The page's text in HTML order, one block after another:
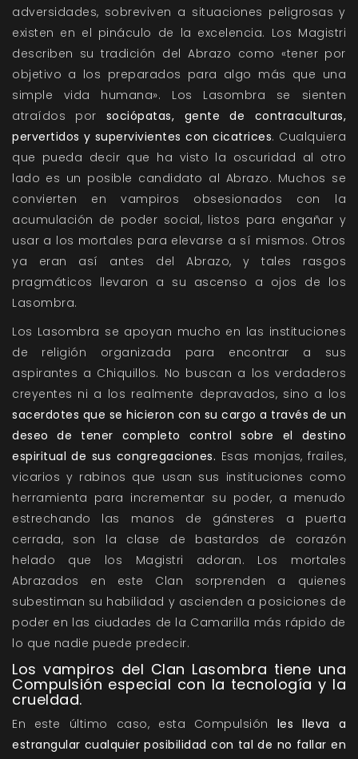
adversidades, sobreviven a situaciones peligrosas y
existen en el pináculo de la excelencia. Los Magistri
describen su tradición del Abrazo como «tener por
objetivo a los preparados para algo más que una
simple vida humana». Los Lasombra se sienten
atraídos por sociópatas, gente de contraculturas,
pervertidos y supervivientes con cicatrices. Cualquiera
que pueda decir que ha visto la oscuridad al otro
lado es un posible candidato al Abrazo. Muchos se
convierten en vampiros obsesionados con la
acumulación de poder social, listos para engañar y
usar a los mortales para elevarse a sí mismos. Otros
ya eran así antes del Abrazo, y tales rasgos
pragmáticos llevaron a su ascenso a ojos de los
Lasombra.
Los Lasombra se apoyan mucho en las instituciones
de religión organizada para encontrar a sus
aspirantes a Chiquillos. No buscan a los verdaderos
creyentes ni a los realmente depravados, sino a los
sacerdotes que se hicieron con su cargo a través de un
deseo de tener completo control sobre el destino
espiritual de sus congregaciones. Esas monjas, frailes,
vicarios y rabinos que usan sus instituciones como
herramienta para incrementar su poder, a menudo
estrechando las manos de gánsteres a puerta
cerrada, son la clase de bastardos de corazón
helado que los Magistri adoran. Los mortales
Abrazados en este Clan sorprenden a quienes
subestiman su habilidad y ascienden a posiciones de
poder en las ciudades de la Camarilla más rápido de
lo que nadie puede predecir.
Los vampiros del Clan Lasombra tiene una
Compulsión especial con la tecnología y la
crueldad.
En este último caso, esta Compulsión les lleva a
estrangular cualquier posibilidad con tal de no fallar en